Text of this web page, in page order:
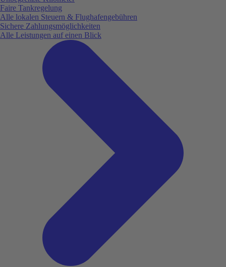
Faire Tankregelung
Alle lokalen Steuern & Flughafengebühren
Sichere Zahlungsmöglichkeiten
Alle Leistungen auf einen Blick